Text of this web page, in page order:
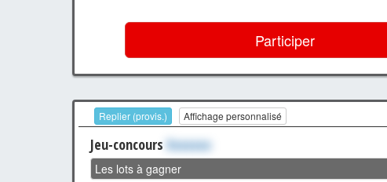
Participer
Replier (provis.) Affichage personnalisé
Jeu-concours Xxxxxxx
Les lots à gagner